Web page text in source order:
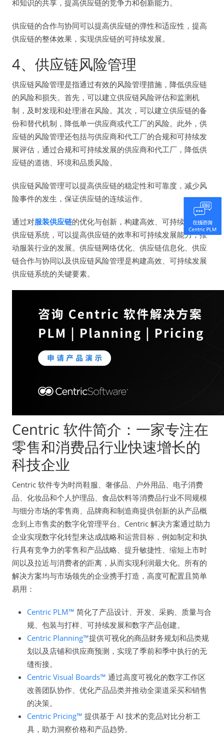
和知识的共享，提高供应链的竞争力和创新能力。
供应链的合作与协同可以提高供应链的弹性和适应性，提高
供应链的整体效果，实现供应链的可持续发展。
4、供应链风险管理
供应链风险管理是指通过有效的风险管理措施，降低供应链
的风险和损失。首先，可以建立供应链风险评估和监测机
制，及时发现和处理潜在风险。其次，可以建立供应链的备
份和替代机制，降低单一供应商或代工厂的风险。此外，供
应链的风险管理还包括与供应商和代工厂的合规和可持续发
展评估，通过合规和可持续发展的供应商和代工厂，降低供
应链的道德、环境和品质风险。
供应链风险管理可以提高供应链的稳定性和可靠度，减少风
险事件的发生，保证供应链的连续运作。
通过对服装供应链的优化与创新，构建高效、可持续发展的
供应链系统，可以提高供应链的效率和可持续发展能力，推
动服装行业的发展。供应链网络优化、供应链信息化、供应
链合作与协同以及供应链风险管理是构建高效、可持续发展
供应链系统的关键要素。
Centric 软件简介：一家专注在
零售和消费品行业快速增长的
科技企业
Centric 软件专为时尚鞋服、奢侈品、户外用品、电子消费
品、化妆品和个人护理品、食品饮料等消费品行业不同规模
与细分市场的零售商、品牌商和制造商提供创新的从产品概
念到上市售卖的数字化管理平台。Centric 解决方案通过助力
企业实现数字化转型来达成战略和运营目标，例如制定和执
行具有竞争力的零售和产品战略、提升敏捷性、缩短上市时
间以及拉近与消费者的距离，从而实现利润最大化。所有的
解决方案均与市场领先的企业携手打造，高度可配置且简单
易用：
Centric PLM™ 简化了产品设计、开发、采购、质量与合
规、包装与打样、可持续发展和数字产品创建。
Centric Planning™提供可视化的商品财务规划和品类规
划以及店铺和供应商预测，实现了季前和季中执行的无
缝衔接。
Centric Visual Boards™ 通过高度可视化的数字工作区
改善团队协作、优化产品品类并推动全渠道采买和销售
的决策。
Centric Pricing™ 提供基于 AI 技术的竞品对比分析工
具，助力洞察价格和产品趋势。